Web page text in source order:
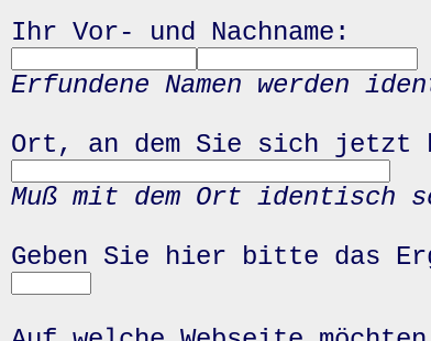
Ihr Vor- und Nachname:
Erfundene Namen werden
Ort, an dem Sie sich jetzt
Muß mit dem Ort identisch
Geben Sie hier bitte das